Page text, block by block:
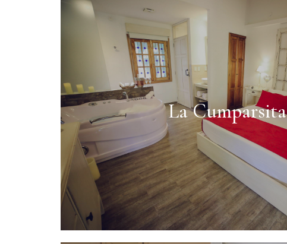
La Cumparsita
Más info